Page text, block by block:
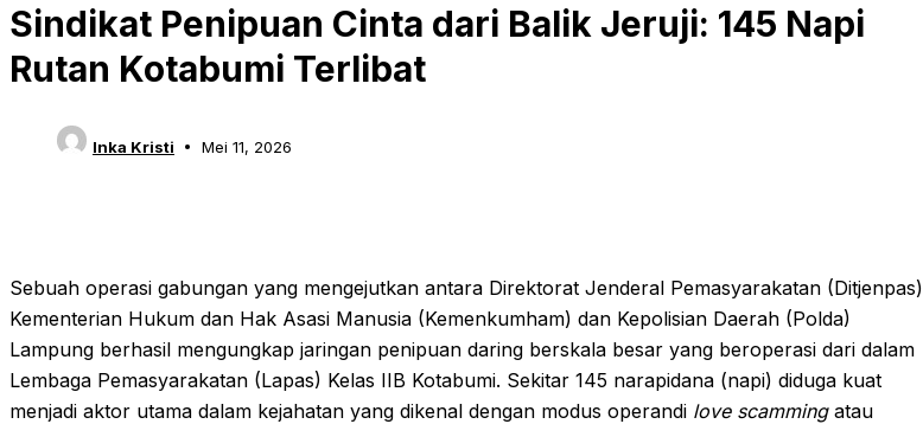
Sindikat Penipuan Cinta dari Balik Jeruji: 145 Napi
Rutan Kotabumi Terlibat
Inka Kristi Mei 11, 2026
Sebuah operasi gabungan yang mengejutkan antara Direktorat Jenderal Pemasyarakatan (Ditjenpas)
Kementerian Hukum dan Hak Asasi Manusia (Kemenkumham) dan Kepolisian Daerah (Polda)
Lampung berhasil mengungkap jaringan penipuan daring berskala besar yang beroperasi dari dalam
Lembaga Pemasyarakatan (Lapas) Kelas IIB Kotabumi. Sekitar 145 narapidana (napi) diduga kuat
menjadi aktor utama dalam kejahatan yang dikenal dengan modus operandi love scammingatau